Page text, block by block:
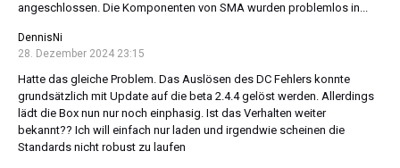
angeschlossen. Die Komponenten von SMA wurden problemlos in...
DennisNi
28. Dezember 2024 23:15
Hatte das gleiche Problem. Das Auslösen des DC Fehlers konnte
grundsätzlich mit Update auf die beta 2.4.4 gelöst werden. Allerdings
lädt die Box nun nur noch einphasig. Ist das Verhalten weiter
bekannt?? Ich will einfach nur laden und irgendwie scheinen die
Standards nicht robust zu laufen